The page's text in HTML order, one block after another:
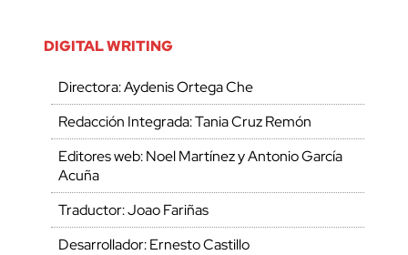
DIGITAL WRITING
Directora: Aydenis Ortega Che
Redacción Integrada: Tania Cruz Remón
Editores web: Noel Martínez y Antonio García
Acuña
Traductor: Joao Fariñas
Desarrollador: Ernesto Castillo